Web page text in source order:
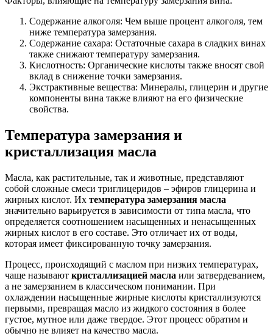
Содержание алкоголя: Чем выше процент алкоголя, тем
ниже температура замерзания.
Содержание сахара: Остаточные сахара в сладких винах
также снижают температуру замерзания.
Кислотность: Органические кислоты также вносят свой
вклад в снижение точки замерзания.
Экстрактивные вещества: Минералы, глицерин и другие
компоненты вина также влияют на его физические
свойства.
Температура замерзания и
кристаллизация масла
Масла, как растительные, так и животные, представляют
собой сложные смеси триглицеридов – эфиров глицерина и
жирных кислот. Их температура замерзания масла
значительно варьируется в зависимости от типа масла, что
определяется соотношением насыщенных и ненасыщенных
жирных кислот в его составе. Это отличает их от воды,
которая имеет фиксированную точку замерзания.
Процесс, происходящий с маслом при низких температурах,
чаще называют кристаллизацией масла или затвердеванием,
а не замерзанием в классическом понимании. При
охлаждении насыщенные жирные кислоты кристаллизуются
первыми, превращая масло из жидкого состояния в более
густое, мутное или даже твердое. Этот процесс обратим и
обычно не влияет на качество масла.